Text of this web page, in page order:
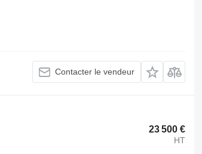
Contacter le vendeur
23 500 €
HT